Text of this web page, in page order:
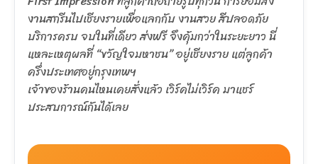
งานสกรีนไปเชียงรายเพื่อแลกกับ งานสวย สีปลอดภัย
บริการครบ จบในที่เดียว ส่งฟรี จึงคุ้มกว่าในระยะยาว นี่
แหละเหตุผลที่ “ขวัญใจมหาชน” อยู่เชียงราย แต่ลูกค้า
ครึ่งประเทศอยู่กรุงเทพฯ
เจ้าของร้านคนไหนเคยสั่งแล้ว เวิร์คไม่เวิร์ค มาแชร์
ประสบการณ์กันได้เลย